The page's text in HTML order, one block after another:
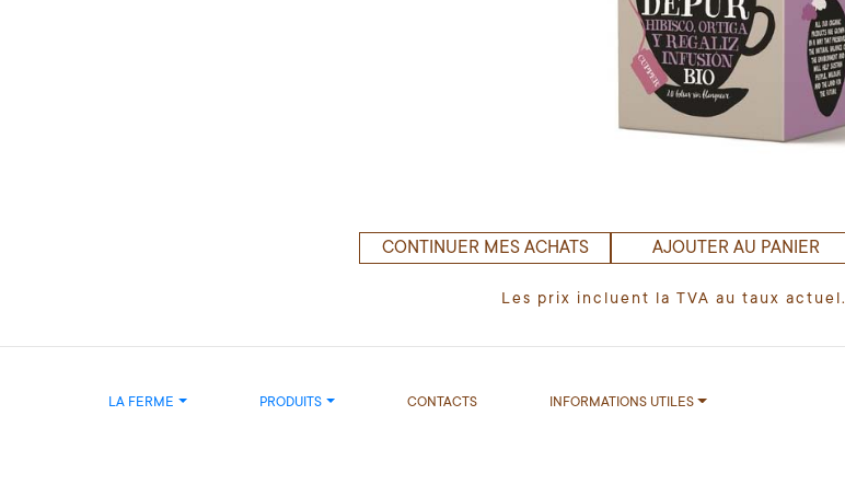
CONTINUER MES ACHATS AJOUTER AU PANIER
Les prix incluent la TVA au taux actuel.
LA FERME PRODUITS CONTACTS INFORMATIONS UTILES